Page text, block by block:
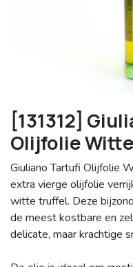
[131312]
Olijfolie
Giuliano Tartufi Olijfolie
extra vierge olijfolie
witte truffel. Deze
de meest kostbare en
delicate, maar krachtige